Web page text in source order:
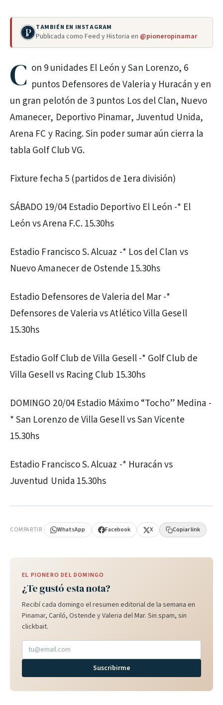
TAMBIÉN EN INSTAGRAM
Publicada como Feed y Historia en @pioneropinamar
C on 9 unidades El León y San Lorenzo, 6
puntos Defensores de Valeria y Huracán y en
un gran pelotón de 3 puntos Los del Clan, Nuevo
Amanecer, Deportivo Pinamar, Juventud Unida,
Arena FC y Racing. Sin poder sumar aún cierra la
tabla Golf Club VG.
Fixture fecha 5 (partidos de 1era división)
SÁBADO 19/04 Estadio Deportivo El León -* El
León vs Arena F.C. 15.30hs
Estadio Francisco S. Alcuaz -* Los del Clan vs
Nuevo Amanecer de Ostende 15.30hs
Estadio Defensores de Valeria del Mar -*
Defensores de Valeria vs Atlético Villa Gesell
15.30hs
Estadio Golf Club de Villa Gesell -* Golf Club de
Villa Gesell vs Racing Club 15.30hs
DOMINGO 20/04 Estadio Máximo “Tocho” Medina -
* San Lorenzo de Villa Gesell vs San Vicente
15.30hs
Estadio Francisco S. Alcuaz -* Huracán vs
Juventud Unida 15.30hs
COMPARTIR WhatsApp Facebook X Copiar link
EL PIONERO DEL DOMINGO
¿Te gustó esta nota?
Recibí cada domingo el resumen editorial de la semana en
Pinamar, Cariló, Ostende y Valeria del Mar. Sin spam, sin
clickbait.
Suscribirme